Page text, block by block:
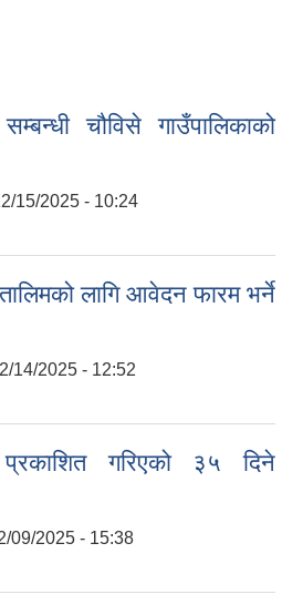
चौविसे गाउँपालिकाको
15/2025 - 10:24
लागि आवेदन फारम भर्ने
14/2025 - 12:52
प्रकाशित गरिएको ३५ दिने
09/2025 - 15:38